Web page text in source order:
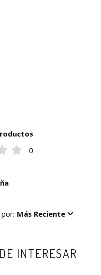
0
Más Reciente
INTERESAR